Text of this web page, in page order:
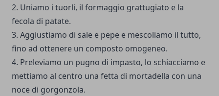
2. Uniamo i tuorli, il formaggio grattugiato e la
fecola di patate.
3. Aggiustiamo di sale e pepe e mescoliamo il tutto,
fino ad ottenere un composto omogeneo.
4. Preleviamo un pugno di impasto, lo schiacciamo e
mettiamo al centro una fetta di mortadella con una
noce di gorgonzola.